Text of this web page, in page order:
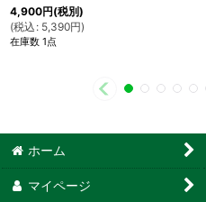
4,900円(税別)
(税込 : 5,390円)
在庫数 1点
ホーム
マイページ